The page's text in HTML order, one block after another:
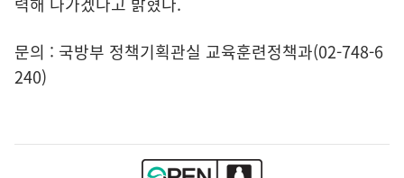
문의 : 국방부 정책기획관실 교육훈련정책과(02-748-6
240)